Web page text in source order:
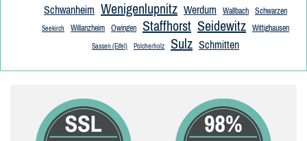
Schwanheim Wenigenlupnitz Werdum Wallbach Schwarzen
Seekirch Willanzheim Owingen Staffhorst Seidewitz Wittighausen
Sassen (Eifel) Polcherholz Sulz Schmitten